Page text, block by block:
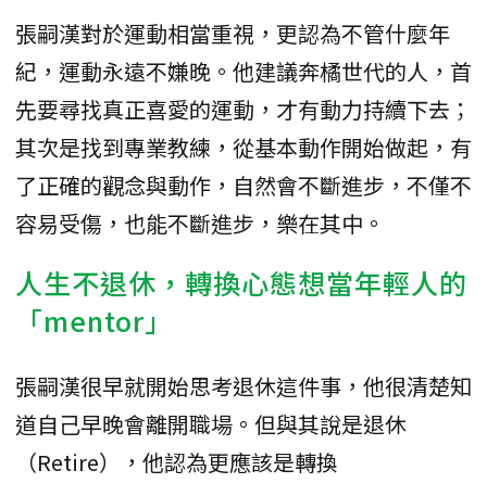
張嗣漢對於運動相當重視，更認為不管什麼年
紀，運動永遠不嫌晚。他建議奔橘世代的人，首
先要尋找真正喜愛的運動，才有動力持續下去；
其次是找到專業教練，從基本動作開始做起，有
了正確的觀念與動作，自然會不斷進步，不僅不
容易受傷，也能不斷進步，樂在其中。
人生不退休，轉換心態想當年輕人的
「mentor」
張嗣漢很早就開始思考退休這件事，他很清楚知
道自己早晚會離開職場。但與其說是退休
（Retire），他認為更應該是轉換